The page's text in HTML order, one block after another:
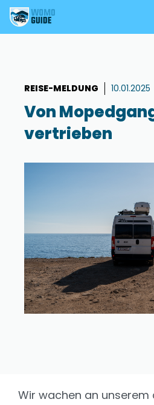
REISE-MELDUNG 10.01.2025
Von
vertrieben
Wir wachen an unserem